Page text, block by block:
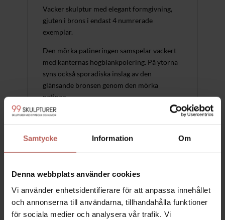
Samtycke Information Om
Denna webbplats använder cookies
Vi använder enhetsidentifierare för att anpassa innehållet
och annonserna till användarna, tillhandahålla funktioner
för sociala medier och analysera vår trafik. Vi
Vacker skulptur med elegant formgivning,
gjuten i brons i endast 4 numrerade
exemplar.
Den mörka patineringen samspelar vackert
med kanternas högblankpolering. På ytorna
syns också sporadiska inslag av den
glänsande bronsen genom den mörka
patinan.
Konstnären säger att han har skapat
skulpturen som en slags illusion. Den hårda
metallen framstår visuellt som mjuk och
svävande genom organiska former och
Skulpturen passar för placering både
utomhus och inomhus.
Skulpturen kan med fördel placeras på en